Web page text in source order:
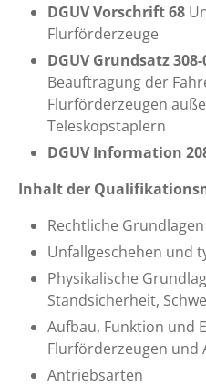
DGUV Vorschrift 68
Flurförderzeuge
DGUV Grundsatz 308-
Beauftragung der
Flurförderzeugen
Teleskopstaplern
DGUV Information
Inhalt der
Rechtliche
Unfallgeschehen und
Physikalische
Standsicherheit,
Aufbau, Funktion und
Flurförderzeugen und
Antriebsarten